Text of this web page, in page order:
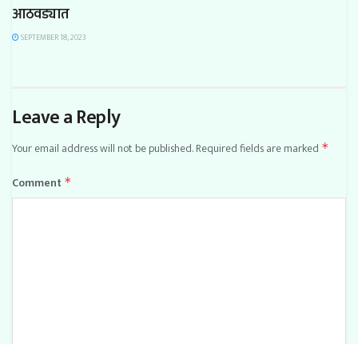
आठवड्यात
SEPTEMBER 18, 2023
Leave a Reply
Your email address will not be published.Required fields are marked *
Comment *